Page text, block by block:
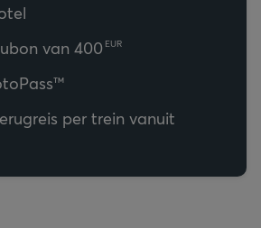
van 400 EUR
per trein vanuit